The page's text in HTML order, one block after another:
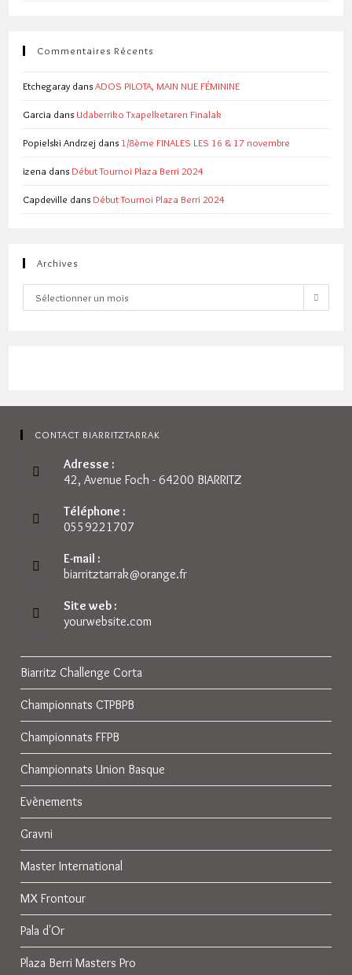
Commentaires Récents
Etchegaray dansADOS PILOTA, MAIN NUE FÉMININE
Garcia dans Udaberriko Txapelketaren Finalak
Popielski Andrzej dans 1/8ème FINALES LES 16 & 17 novembre
izena dans Début Tournoi Plaza Berri 2024
Capdeville dans Début Tournoi Plaza Berri 2024
Archives
Archives
Sélectionner un mois
CONTACT BIARRITZTARRAK
Adresse :
42, Avenue Foch - 64200 BIARRITZ
Téléphone :
0559221707
E-mail :
biarritztarrak@orange.frS’ouvre
Site web :
yourwebsite.com
Biarritz Challenge Corta
Championnats CTPBPB
Championnats FFPB
Championnats Union Basque
Evènements
Gravni
Master International
MX Frontour
Pala d'Or
Plaza Berri Masters Pro